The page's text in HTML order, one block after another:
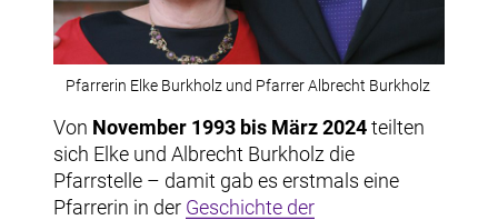
Pfarrerin Elke Burkholz und Pfarrer Albrecht Burkholz
Von November 1993 bis März 2024teilten
sich Elke und Albrecht Burkholz die
Pfarrstelle – damit gab es erstmals eine
Pfarrerin in der Geschichte der